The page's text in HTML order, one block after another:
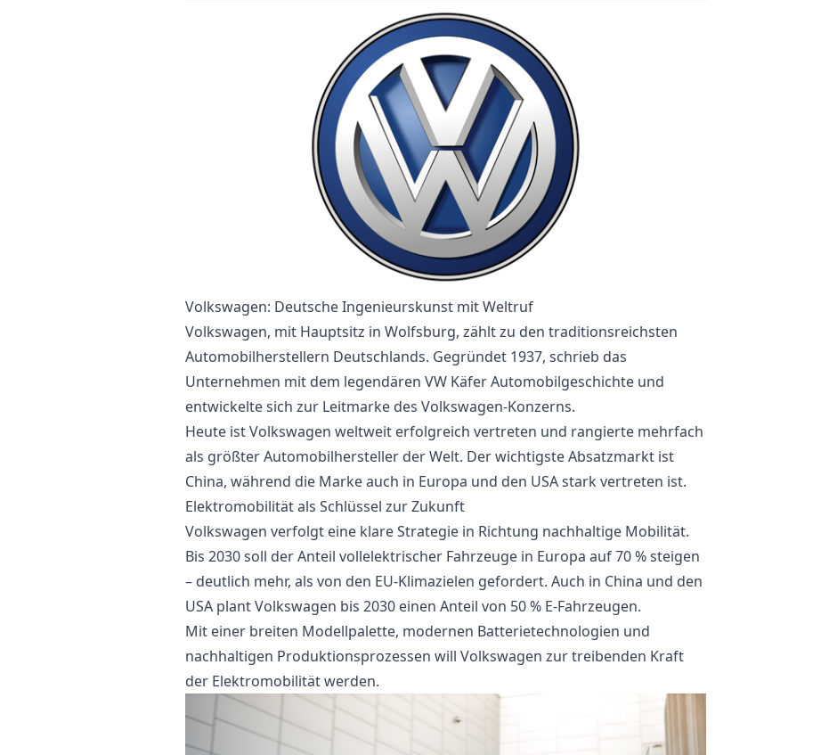
Volkswagen: Deutsche Ingenieurskunst mit Weltruf
Volkswagen, mit Hauptsitz in Wolfsburg, zählt zu den traditionsreichsten
Automobilherstellern Deutschlands. Gegründet 1937, schrieb das
Unternehmen mit dem legendären VW Käfer Automobilgeschichte und
entwickelte sich zur Leitmarke des Volkswagen-Konzerns.
Heute ist Volkswagen weltweit erfolgreich vertreten und rangierte mehrfach
als größter Automobilhersteller der Welt. Der wichtigste Absatzmarkt ist
China, während die Marke auch in Europa und den USA stark vertreten ist.
Elektromobilität als Schlüssel zur Zukunft
Volkswagen verfolgt eine klare Strategie in Richtung nachhaltige Mobilität.
Bis 2030 soll der Anteil vollelektrischer Fahrzeuge in Europa auf 70 % steigen
– deutlich mehr, als von den EU-Klimazielen gefordert. Auch in China und den
USA plant Volkswagen bis 2030 einen Anteil von 50 % E-Fahrzeugen.
Mit einer breiten Modellpalette, modernen Batterietechnologien und
nachhaltigen Produktionsprozessen will Volkswagen zur treibenden Kraft
der Elektromobilität werden.